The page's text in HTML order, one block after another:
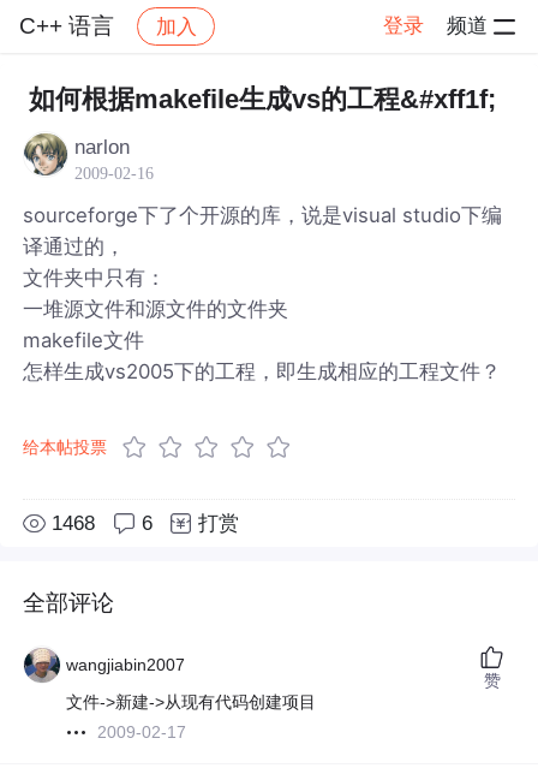
C++ 语言 加入 登录 频道
社区 C++ 语言 帖子详情
如何根据makefile生成vs的工程&#xff1f;
narlon
2009-02-16
sourceforge下了个开源的库，说是visual studio下编
译通过的，
文件夹中只有：
一堆源文件和源文件的文件夹
makefile文件
怎样生成vs2005下的工程，即生成相应的工程文件？
给本帖投票
1468 6 打赏
全部评论
wangjiabin2007
文件->新建->从现有代码创建项目
2009-02-17
赞